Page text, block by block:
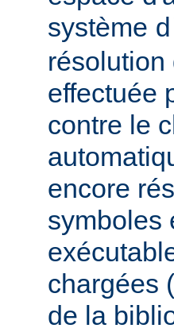
système
résolution
effectuée
contre le
encore
symboles
chargées
de la